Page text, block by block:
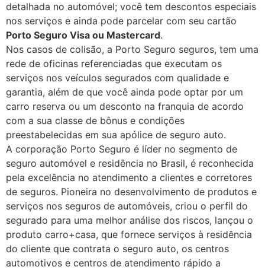
detalhada no automóvel; você tem descontos especiais
nos serviços e ainda pode parcelar com seu cartão
Porto Seguro Visa ou Mastercard.
Nos casos de colisão, a Porto Seguro seguros, tem uma
rede de oficinas referenciadas que executam os
serviços nos veículos segurados com qualidade e
garantia, além de que você ainda pode optar por um
carro reserva ou um desconto na franquia de acordo
com a sua classe de bônus e condições
preestabelecidas em sua apólice de seguro auto.
A corporação Porto Seguro é líder no segmento de
seguro automóvel e residência no Brasil, é reconhecida
pela excelência no atendimento a clientes e corretores
de seguros. Pioneira no desenvolvimento de produtos e
serviços nos seguros de automóveis, criou o perfil do
segurado para uma melhor análise dos riscos, lançou o
produto carro+casa, que fornece serviços à residência
do cliente que contrata o seguro auto, os centros
automotivos e centros de atendimento rápido a